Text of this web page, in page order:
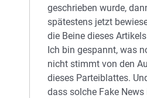
geschrieben wurde,
spätestens jetzt
die Beine dieses
Ich bin gespannt, was
nicht stimmt von den
dieses Parteiblattes.
dass solche Fake News